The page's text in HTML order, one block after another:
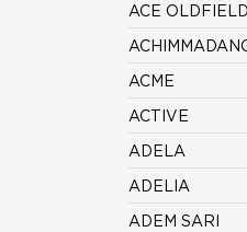
ACE
ACME
ACTIVE
ADELA
ADELIA
ADEM SARI